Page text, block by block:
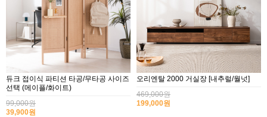
듀크 접이식 파티션 타공/무타공 사이즈
선택 (메이플/화이트)
99,000원
39,900원
오리엔탈 2000 거실장 [내추럴/월넛]
469,000원
199,000원